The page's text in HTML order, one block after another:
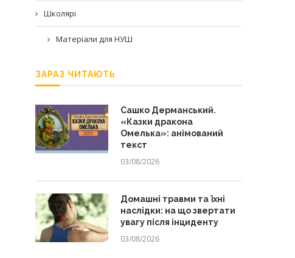
Школярі
Матеріали для НУШ
ЗАРАЗ ЧИТАЮТЬ
Сашко Дерманський.
«Казки дракона
Омелька»: анімований
текст
03/08/2026
Домашні травми та їхні
наслідки: на що звертати
увагу після інциденту
03/08/2026